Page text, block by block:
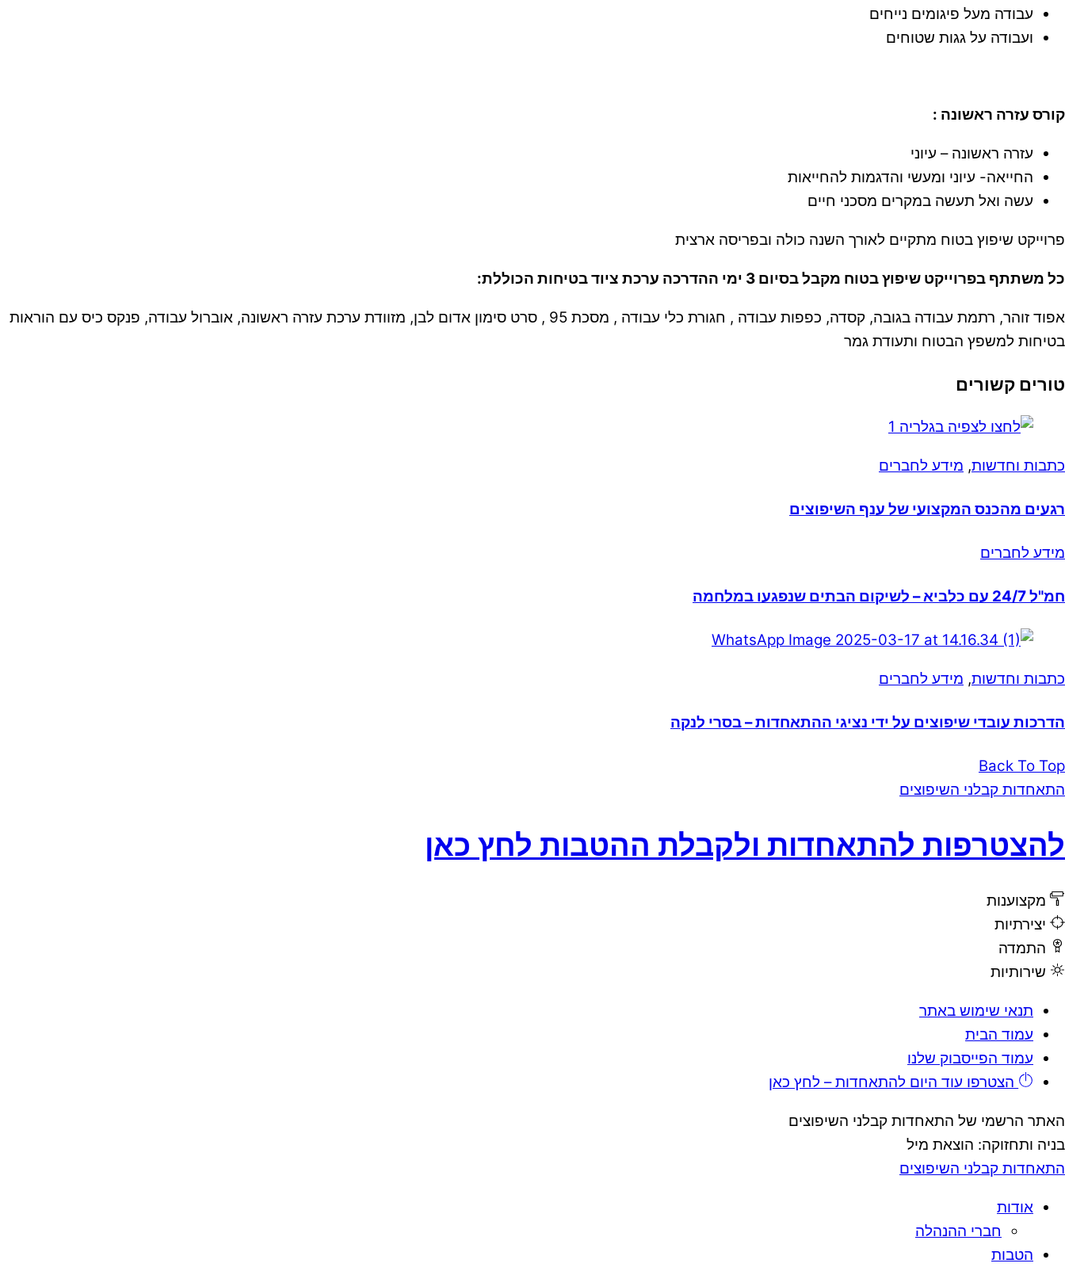
עבודה מעל פיגומים נייחים
ועבודה על גגות שטוחים
קורס עזרה ראשונה :
עזרה ראשונה – עיוני
החייאה- עיוני ומעשי והדגמות להחייאות
עשה ואל תעשה במקרים מסכני חיים
פרוייקט שיפוץ בטוח מתקיים לאורך השנה כולה ובפריסה ארצית
כל משתתף בפרוייקט שיפוץ בטוח מקבל בסיום 3 ימי ההדרכה ערכת ציוד בטיחות הכוללת:
אפוד זוהר, רתמת עבודה בגובה, קסדה, כפפות עבודה , חגורת כלי עבודה , מסכת 95 , סרט סימון אדום לבן, מזוודת ערכת עזרה ראשונה, אוברול עבודה, פנקס כיס עם הוראות
בטיחות למשפץ הבטוח ותעודת גמר
טורים קשורים
כתבות וחדשות, מידע לחברים
רגעים מהכנס המקצועי של ענף השיפוצים
מידע לחברים
חמ"ל 24/7 עם כלביא – לשיקום הבתים שנפגעו במלחמה
כתבות וחדשות, מידע לחברים
הדרכות עובדי שיפוצים על ידי נציגי ההתאחדות – בסרי לנקה
Back To Top
התאחדות קבלני השיפוצים
להצטרפות להתאחדות ולקבלת ההטבות לחץ כאן
מקצוענות
יצירתיות
התמדה
שירותיות
תנאי שימוש באתר
עמוד הבית
עמוד הפייסבוק שלנו
הצטרפו עוד היום להתאחדות – לחץ כאן
האתר הרשמי של התאחדות קבלני השיפוצים
בניה ותחזוקה: הוצאת מיל
התאחדות קבלני השיפוצים
אודות
חברי ההנהלה
הטבות